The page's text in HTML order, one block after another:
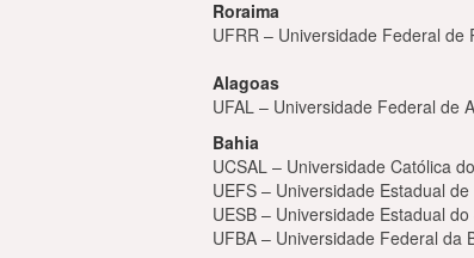
Roraima
UFRR – Universidade Federal de
Alagoas
UFAL – Universidade Federal de
Bahia
UCSAL – Universidade Católica
UEFS – Universidade Estadual
UESB – Universidade Estadual
UFBA – Universidade Federal da